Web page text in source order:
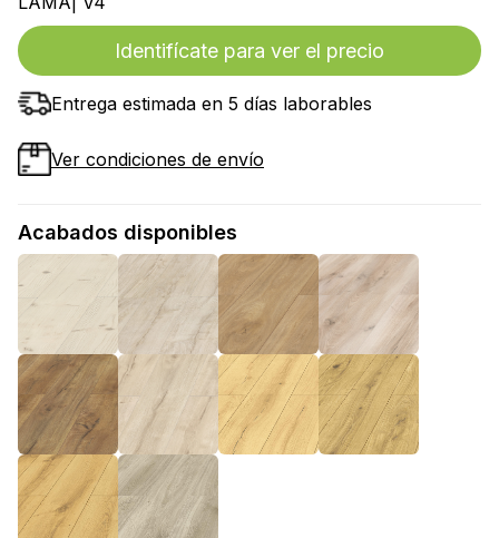
Identifícate para ver el precio
Entrega estimada en 5 días laborables
Ver condiciones de envío
Acabados disponibles